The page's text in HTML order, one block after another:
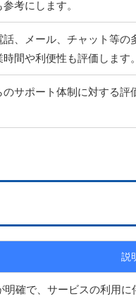
考にします。
話、メール、チャット等の
間や利便性も評価します。
サポート体制に対する評
説
明確で、サービスの利用